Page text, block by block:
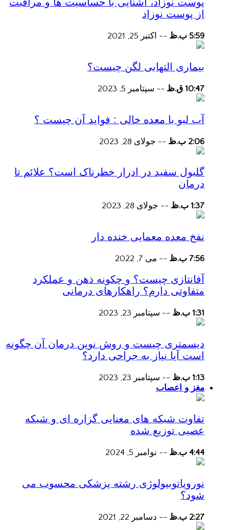
از پوست نوزاد
5:59 ب.ظ -- اکتبر 25, 2021
بیماری التهابی لگن چیست؟
10:47 ق.ظ -- سپتامبر 5, 2023
آب لبو با معده خالی : فواید آن چیست ؟
2:06 ب.ظ -- جولای 28, 2023
گلبول سفید در ادرار خطرناک است؟ علائم تا
درمان
1:37 ب.ظ -- جولای 28, 2023
نفخ معده معمایی خنده دار
7:56 ب.ظ -- می 7, 2022
آفانتازی چیست؟ و چکونه ذهن و عملکرد
متفاوتی دارم؟ راهکارهای درمانی
1:31 ب.ظ -- سپتامبر 23, 2023
دیسمتری چیست و روش نوین درمان آن چگونه
است آیا نیاز به جراحی دارد؟
1:13 ب.ظ -- سپتامبر 23, 2023
مغز و اعصاب
تفاوت شبکه های معنایی گزاره ای و شبکه
عصبی توزیع شده
4:44 ب.ظ -- نوامبر 5, 2024
نوروپاتوبیولوژی رشته پزشکی محسوب می
شود؟
2:27 ب.ظ -- دسامبر 22, 2021